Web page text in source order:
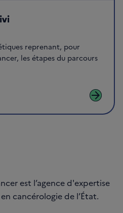
reprenant, pour
les étapes du parcours
arrow_forward
est l’agence d'expertise
cancérologie de l’État.